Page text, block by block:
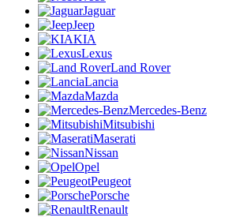
Jaguar
Jeep
KIA
Lexus
Land Rover
Lancia
Mazda
Mercedes-Benz
Mitsubishi
Maserati
Nissan
Opel
Peugeot
Porsche
Renault